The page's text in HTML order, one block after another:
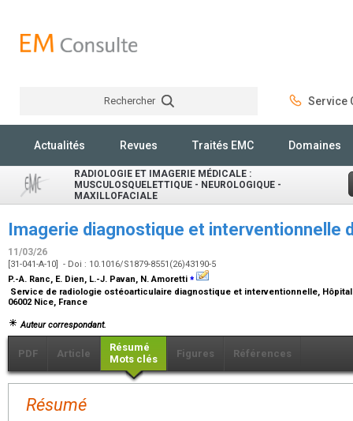
Rechercher Service
Actualités Revues Traités EMC Domaines
RADIOLOGIE ET IMAGERIE MÉDICALE :
MUSCULOSQUELETTIQUE - NEUROLOGIQUE -
MAXILLOFACIALE
Imagerie diagnostique et interventionnelle
11/03/26
[31-041-A-10] - Doi : 10.1016/S1879-8551(26)43190-5
P.-A. Ranc, E. Dien, L.-J. Pavan, N. Amoretti ⁎
Service de radiologie ostéoarticulaire diagnostique et interventionnelle, Hôpital
06002 Nice, France
Auteur correspondant.
PDF Article
Résumé
Mots clés
Figures Références
Résumé